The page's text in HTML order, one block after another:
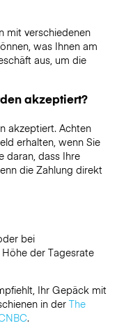
mit verschiedenen
was Ihnen am
aus, um die
akzeptiert?
akzeptiert. Achten
erhalten, wenn Sie
daran, dass Ihre
die Zahlung direkt
bei
der Tagesrate
Ihr Gepäck mit
in der The
.